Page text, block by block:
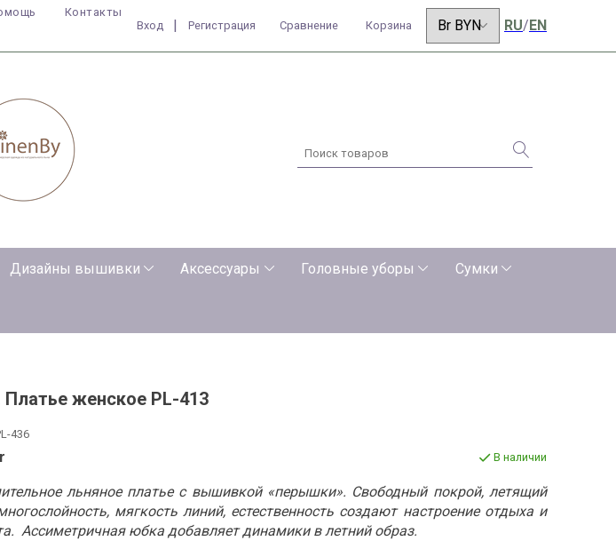
Контакты
Вход Регистрация Сравнение Корзина RU/ EN
Дизайны вышивки Аксессуары Головные уборы Сумки
Платье женское PL-413
436
В наличии
льняное платье с вышивкой «перышки». Свободный покрой, летящий
мягкость линий, естественность создают настроение отдыха и
Ассиметричная юбка добавляет динамики в летний образ.